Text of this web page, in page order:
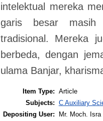
intelektual mereka
garis besar masih
tradisional. Mereka
berbeda, dengan
ulama Banjar,
Item Type: Article
Subjects: C Auxiliary
Depositing User:
Mr. Moch. Isra